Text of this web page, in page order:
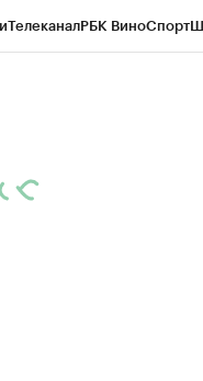
ТелеканалРБК ВиноСпорт